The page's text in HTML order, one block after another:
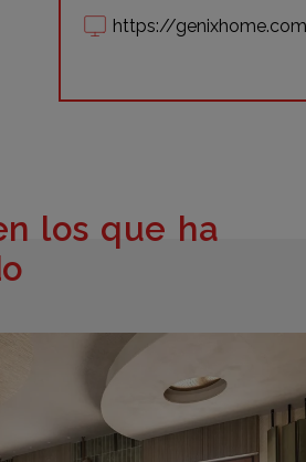
https://genixhome.com
los que ha